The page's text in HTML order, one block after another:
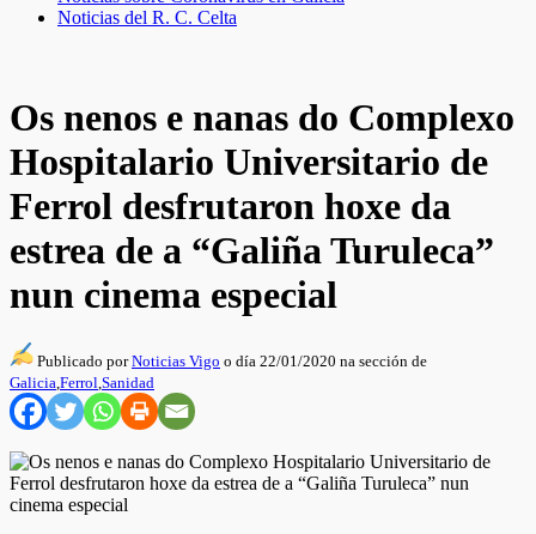
Noticias del R. C. Celta
Os nenos e nanas do Complexo
Hospitalario Universitario de
Ferrol desfrutaron hoxe da
estrea de a “Galiña Turuleca”
nun cinema especial
Publicado porNoticias Vigo o día 22/01/2020 na sección de
Galicia,Ferrol,Sanidad